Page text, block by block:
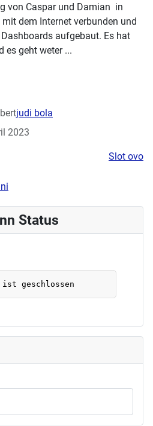
von Caspar und Damian in
dem Internet verbunden und
aufgebaut. Es hat
es geht weter ...
judi bola
2023
im Makerspace Slot ovo
Workshops
Status